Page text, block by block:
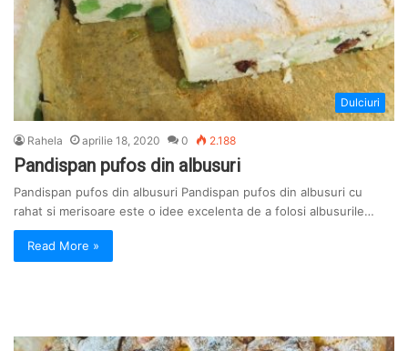
Dulciuri
Rahela aprilie 18, 2020 0 2.188
Pandispan pufos din albusuri
Pandispan pufos din albusuri Pandispan pufos din albusuri cu
rahat si merisoare este o idee excelenta de a folosi albusurile…
Read More »